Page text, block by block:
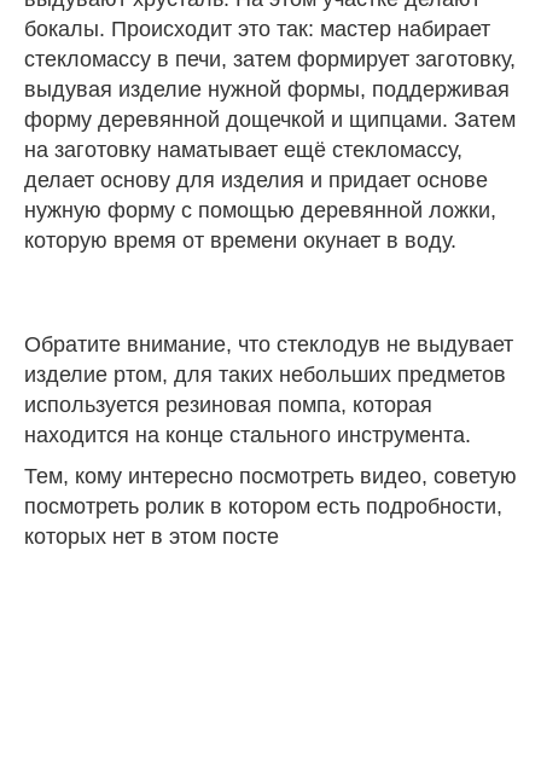
бокалы. Происходит это так: мастер набирает
стекломассу в печи, затем формирует заготовку,
выдувая изделие нужной формы, поддерживая
форму деревянной дощечкой и щипцами. Затем
на заготовку наматывает ещё стекломассу,
делает основу для изделия и придает основе
нужную форму с помощью деревянной ложки,
которую время от времени окунает в воду.
Обратите внимание, что стеклодув не выдувает
изделие ртом, для таких небольших предметов
используется резиновая помпа, которая
находится на конце стального инструмента.
Тем, кому интересно посмотреть видео, советую
посмотреть ролик в котором есть подробности,
которых нет в этом посте